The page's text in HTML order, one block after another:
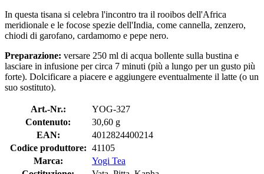
In questa tisana si celebra l'incontro tra il rooibos dell'Africa
meridionale e le focose spezie dell'India, come cannella, zenzero,
chiodi di garofano, cardamomo e pepe nero.
Preparazione: versare 250 ml di acqua bollente sulla bustina e
lasciare in infusione per circa 7 minuti (più a lungo per un gusto più
forte). Dolcificare a piacere e aggiungere eventualmente il latte (o un
suo sostituto).
Art.-Nr.:
YOG-327
Contenuto:
30,60 g
EAN:
4012824400214
Codice produttore: 41105
Marca:
Yogi Tea